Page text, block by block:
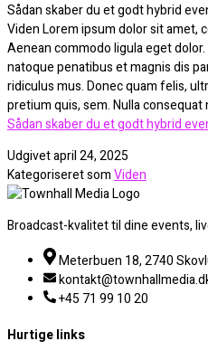
Sådan skaber du et godt hybrid
Viden Lorem ipsum dolor sit amet,
Aenean commodo ligula eget
natoque penatibus et magnis dis
ridiculus mus. Donec quam felis,
pretium quis, sem. Nulla consequat
Sådan skaber du et godt hybrid
Udgivetapril 24, 2025
Kategoriseret somViden
Broadcast-kvalitet til dine events,
Meterbuen 18, 2740
+45 71 99 10 20
Hurtige links